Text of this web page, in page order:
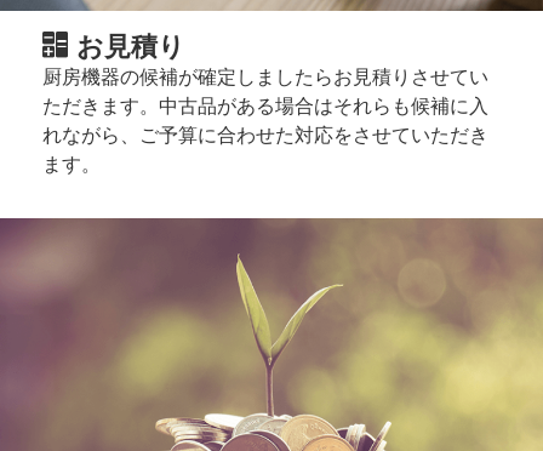
お見積り
厨房機器の候補が確定しましたらお見積りさせてい
ただきます。中古品がある場合はそれらも候補に入
れながら、ご予算に合わせた対応をさせていただき
ます。